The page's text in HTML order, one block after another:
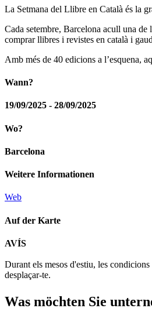
La Setmana del Llibre en Català és la
Cada setembre, Barcelona acull una
comprar llibres i revistes en català i
Amb més de 40 edicions a l’esquena,
Wann?
19/09/2025 - 28/09/2025
Wo?
Barcelona
Weitere Informationen
Web
Auf der Karte
−
AVÍS
Durant els mesos d'estiu, les
desplaçar-te.
Was möchten Sie